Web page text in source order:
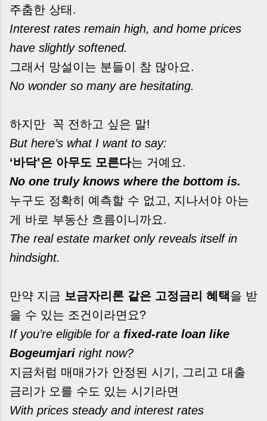
주춤한 상태.
Interest rates remain high, and home prices
have slightly softened.
그래서 망설이는 분들이 참 많아요.
No wonder so many are hesitating.
하지만 꼭 전하고 싶은 말!
But here’s what I want to say:
‘바닥’은 아무도 모른다는 거예요.
No one truly knows where the bottom is.
누구도 정확히 예측할 수 없고, 지나서야 아는
게 바로 부동산 흐름이니까요.
The real estate market only reveals itself in
hindsight.
만약 지금 보금자리론 같은 고정금리 혜택을 받
을 수 있는 조건이라면요?
If you’re eligible for a fixed-rate loan like
Bogeumjari right now?
지금처럼 매매가가 안정된 시기, 그리고 대출
금리가 오를 수도 있는 시기라면
With prices steady and interest rates